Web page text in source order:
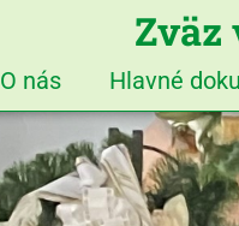
Zväz
O nás Hlavné